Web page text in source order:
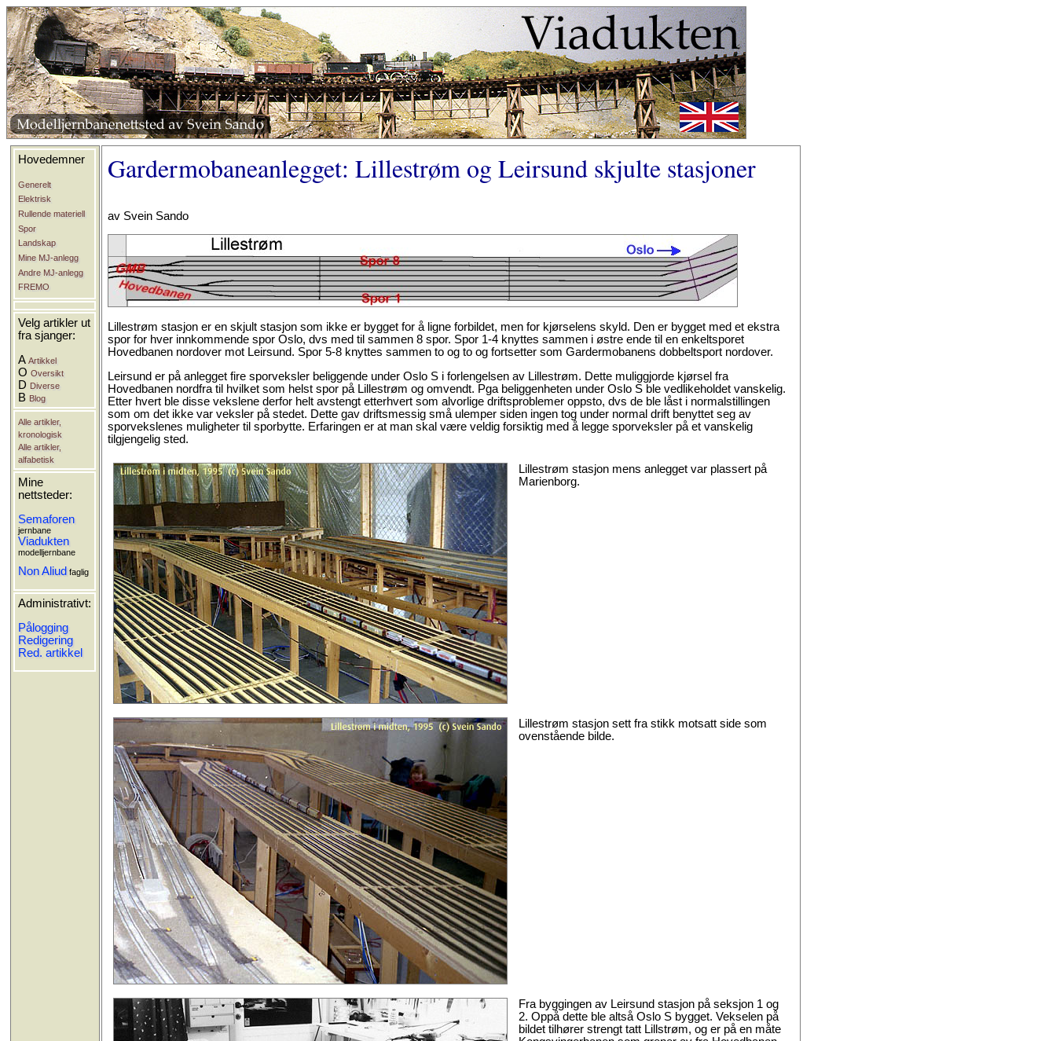
Hovedemner
Generelt
Elektrisk
Rullende materiell
Spor
Landskap
Mine MJ-anlegg
Andre MJ-anlegg
FREMO
Velg artikler ut
fra sjanger:
AArtikkel
OOversikt
D Diverse
B Blog
Alle artikler,
kronologisk
Alle artikler,
alfabetisk
Mine
nettsteder:
Semaforen
jernbane
Viadukten
modelljernbane
Non Aliud faglig
Administrativt:
Pålogging
Redigering
Red. artikkel
Gardermobaneanlegget: Lillestrøm og Leirsund skjulte stasjoner
av Svein Sando
Lillestrøm stasjon er en skjult stasjon som ikke er bygget for å ligne forbildet, men for kjørselens skyld. Den er bygget med et ekstra
spor for hver innkommende spor Oslo, dvs med til sammen 8 spor. Spor 1-4 knyttes sammen i østre ende til en enkeltsporet
Hovedbanen nordover mot Leirsund. Spor 5-8 knyttes sammen to og to og fortsetter som Gardermobanens dobbeltsport nordover.
Leirsund er på anlegget fire sporveksler beliggende under Oslo S i forlengelsen av Lillestrøm. Dette muliggjorde kjørsel fra
Hovedbanen nordfra til hvilket som helst spor på Lillestrøm og omvendt. Pga beliggenheten under Oslo S ble vedlikeholdet vanskelig.
Etter hvert ble disse vekslene derfor helt avstengt etterhvert som alvorlige driftsproblemer oppsto, dvs de ble låst i normalstillingen
som om det ikke var veksler på stedet. Dette gav driftsmessig små ulemper siden ingen tog under normal drift benyttet seg av
sporvekslenes muligheter til sporbytte. Erfaringen er at man skal være veldig forsiktig med å legge sporveksler på et vanskelig
tilgjengelig sted.
Lillestrøm stasjon mens anlegget var plassert på
Marienborg.
Lillestrøm stasjon sett fra stikk motsatt side som
ovenstående bilde.
Fra byggingen av Leirsund stasjon på seksjon 1 og
2. Oppå dette ble altså Oslo S bygget. Vekselen på
bildet tilhører strengt tatt Lillstrøm, og er på en måte